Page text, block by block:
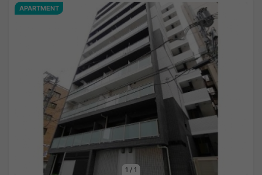
1 / 1
APARTMENT